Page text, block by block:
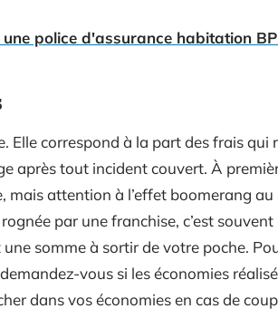
police d'assurance habitation
Elle correspond à la part des frais qui
après tout incident couvert. À
mais attention à l’effet boomerang
par une franchise, c’est
somme à sortir de votre poche.
vous si les économies
dans vos économies en cas de